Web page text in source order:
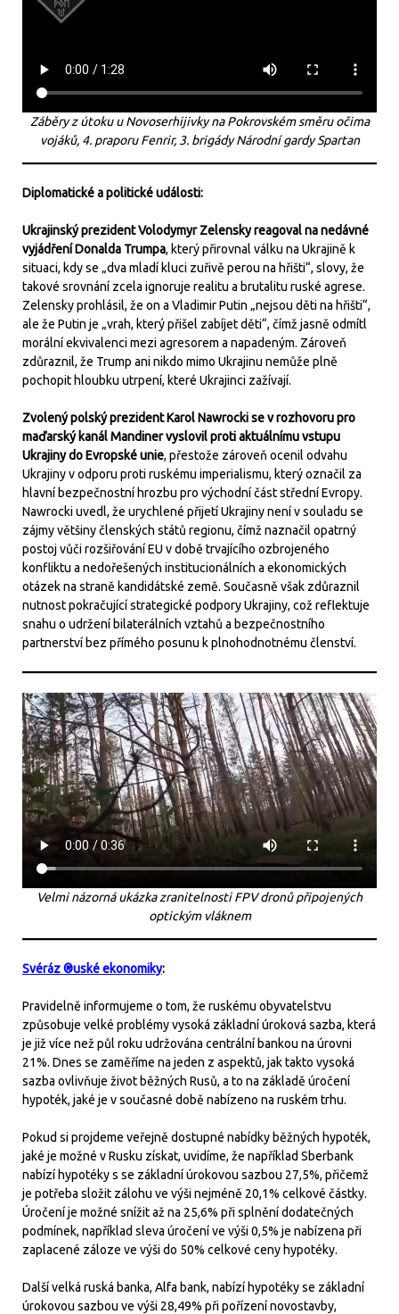
Záběry z útoku u Novoserhijivky na Pokrovském směru očima
vojáků, 4. praporu Fenrir, 3. brigády Národní gardy Spartan
Diplomatické a politické události:
Ukrajinský prezident Volodymyr Zelensky reagoval na nedávné
vyjádření Donalda Trumpa, který přirovnal válku na Ukrajině k
situaci, kdy se „dva mladí kluci zuřivě perou na hřišti“, slovy, že
takové srovnání zcela ignoruje realitu a brutalitu ruské agrese.
Zelensky prohlásil, že on a Vladimir Putin „nejsou děti na hřišti“,
ale že Putin je „vrah, který přišel zabíjet děti“, čímž jasně odmítl
morální ekvivalenci mezi agresorem a napadeným. Zároveň
zdůraznil, že Trump ani nikdo mimo Ukrajinu nemůže plně
pochopit hloubku utrpení, které Ukrajinci zažívají.
Zvolený polský prezident Karol Nawrocki se v rozhovoru pro
maďarský kanál Mandiner vyslovil proti aktuálnímu vstupu
Ukrajiny do Evropské unie, přestože zároveň ocenil odvahu
Ukrajiny v odporu proti ruskému imperialismu, který označil za
hlavní bezpečnostní hrozbu pro východní část střední Evropy.
Nawrocki uvedl, že urychlené přijetí Ukrajiny není v souladu se
zájmy většiny členských států regionu, čímž naznačil opatrný
postoj vůči rozšiřování EU v době trvajícího ozbrojeného
konfliktu a nedořešených institucionálních a ekonomických
otázek na straně kandidátské země. Současně však zdůraznil
nutnost pokračující strategické podpory Ukrajiny, což reflektuje
snahu o udržení bilaterálních vztahů a bezpečnostního
partnerství bez přímého posunu k plnohodnotnému členství.
Velmi názorná ukázka zranitelnosti FPV dronů připojených
optickým vláknem
Svéráz ®uské ekonomiky:
Pravidelně informujeme o tom, že ruskému obyvatelstvu
způsobuje velké problémy vysoká základní úroková sazba, která
je již více než půl roku udržována centrální bankou na úrovni
21%. Dnes se zaměříme na jeden z aspektů, jak takto vysoká
sazba ovlivňuje život běžných Rusů, a to na základě úročení
hypoték, jaké je v současné době nabízeno na ruském trhu.
Pokud si projdeme veřejně dostupné nabídky běžných hypoték,
jaké je možné v Rusku získat, uvidíme, že například Sberbank
nabízí hypotéky s se základní úrokovou sazbou 27,5%, přičemž
je potřeba složit zálohu ve výši nejméně 20,1% celkové částky.
Úročení je možné snížit až na 25,6% při splnění dodatečných
podmínek, například sleva úročení ve výši 0,5% je nabízena při
zaplacené záloze ve výši do 50% celkové ceny hypotéky.
Další velká ruská banka, Alfa bank, nabízí hypotéky se základní
úrokovou sazbou ve výši 28,49% při pořízení novostavby,